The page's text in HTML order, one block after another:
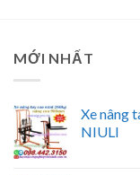
MỚI NHẤT
Xe nâng
NIULI